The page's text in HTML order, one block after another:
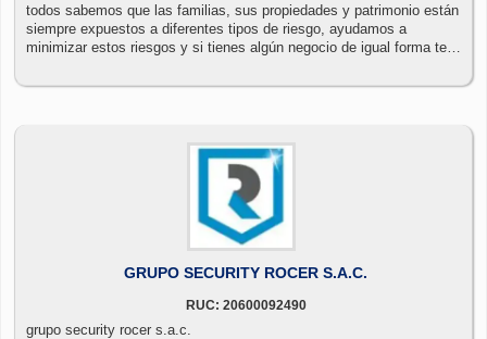
todos sabemos que las familias, sus propiedades y patrimonio están
siempre expuestos a diferentes tipos de riesgo, ayudamos a
minimizar estos riesgos y si tienes algún negocio de igual forma te
GRUPO SECURITY ROCER S.A.C.
RUC: 20600092490
grupo security rocer s.a.c.